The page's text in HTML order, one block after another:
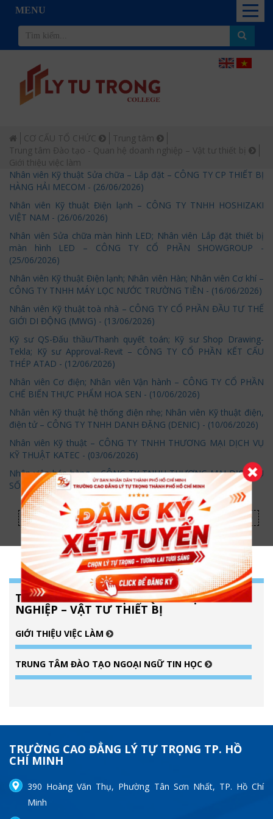
MENU
CƠ CẤU TỔ CHỨC
Trung tâm
Trung tâm Đào tạo - Quan hệ doanh nghiệp – Vật tư thiết bị
Giới thiệu việc làm
Nhân viên Kỹ thuật Sửa chữa – Lắp đặt – CÔNG TY CP THIẾT BỊ
HÀNG HẢI MECOM - (26/06/2026)
Nhân viên Kỹ thuật Điện lạnh – CÔNG TY TNHH HOSHIZAKI
VIỆT NAM - (26/06/2026)
Nhân viên Sửa chữa màn hình LED; Nhân viên Lắp đặt thiết bị
màn hình LED – CÔNG TY CỔ PHẦN SHOWGROUP -
(25/06/2026)
Nhân viên Kỹ thuật Điện lạnh; Nhân viên Hàn; Nhân viên Cơ khí –
CÔNG TY TNHH MÁY LỌC NƯỚC TRƯỜNG TIỀN - (16/06/2026)
Nhân viên Kỹ thuật toà nhà – CÔNG TY CỔ PHẦN ĐẦU TƯ THẾ
GIỚI DI ĐỘNG (MWG) - (13/06/2026)
Kỹ sư QS-Đấu thầu/Thanh quyết toán; Kỹ sư Shop Drawing-
Tekla; Kỹ sư Approval-Revit – CÔNG TY CỔ PHẦN KẾT CẤU
THÉP ATAD - (12/06/2026)
Nhân viên Cơ điện; Nhân viên Vận hành – CÔNG TY CỔ PHẦN
CHẾ BIẾN THỰC PHẨM HOA SEN - (10/06/2026)
Nhân viên Kỹ thuật hệ thống điện nhẹ; Nhân viên Kỹ thuật điện,
điện tử – CÔNG TY TNHH DANH ĐẶNG (DENIC) - (10/06/2026)
Nhân viên Kỹ thuật – CÔNG TY TNHH THƯƠNG MẠI DỊCH VỤ
KỸ THUẬT KATEC - (03/06/2026)
Nhân viên bán hàng – CÔNG TY TNHH THƯƠNG MẠI DỊCH VỤ
SỐ DÁCH - (29/05/2026)
1 4 5 6 7 8 9 139
140
TRUNG TÂM ĐÀO TẠO - QUAN HỆ DOANH
NGHIỆP – VẬT TƯ THIẾT BỊ
GIỚI THIỆU VIỆC LÀM
TRUNG TÂM ĐÀO TẠO NGOẠI NGỮ TIN HỌC
TRƯỜNG CAO ĐẲNG LÝ TỰ TRỌNG TP. HỒ
CHÍ MINH
390 Hoàng Văn Thụ, Phường Tân Sơn Nhất, TP. Hồ Chí
Minh